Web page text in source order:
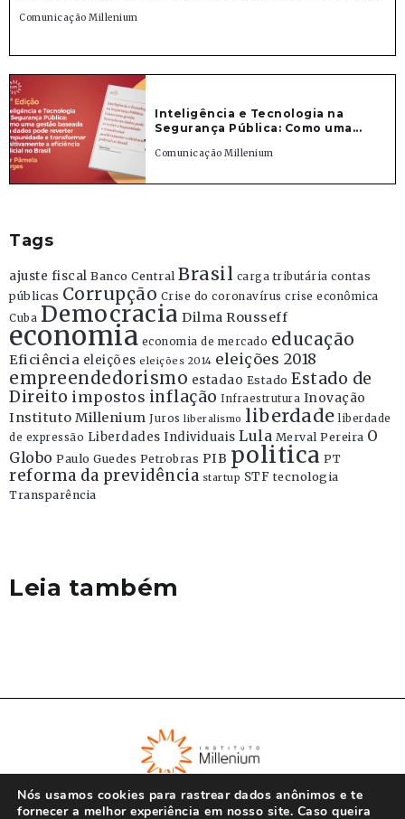
Comunicação Millenium
Inteligência e Tecnologia na
Segurança Pública: Como uma...
Comunicação Millenium
Tags
ajuste fiscal Banco Central Brasil carga tributária contas
públicas Corrupção Crise do coronavírus crise econômica
Cuba Democracia Dilma Rousseff
economia economia de mercado educação
Eficiência eleições eleições 2014 eleições 2018
empreendedorismo estadao Estado Estado de
Direito impostos inflação Infraestrutura Inovação
Instituto Millenium Juros liberalismo liberdade liberdade
de expressão Liberdades Individuais Lula Merval Pereira O
Globo Paulo Guedes Petrobras PIB politica PT
reforma da previdência startup STF tecnologia
Transparência
Leia também
Nós usamos cookies para rastrear dados anônimos e te
fornecer a melhor experiência em nosso site. Caso queira